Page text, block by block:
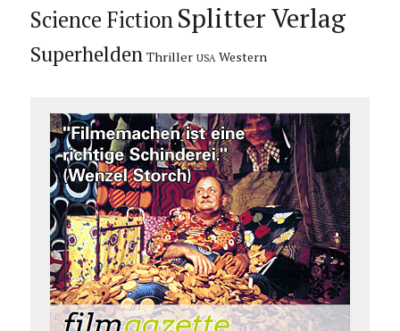
Science Fiction Splitter Verlag
Superhelden Thriller USA Western